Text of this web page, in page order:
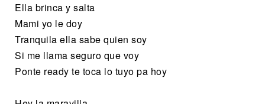
Ella brinca y salta
Mami yo le doy
Tranquila ella sabe quien soy
Si me llama seguro que voy
Ponte ready te toca lo tuyo pa hoy